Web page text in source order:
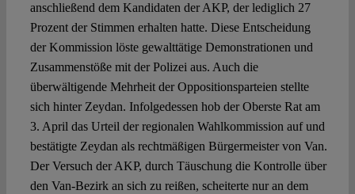
anschließend dem Kandidaten der AKP, der lediglich 27
Prozent der Stimmen erhalten hatte. Diese Entscheidung
der Kommission löste gewalttätige Demonstrationen und
Zusammenstöße mit der Polizei aus. Auch die
überwältigende Mehrheit der Oppositionsparteien stellte
sich hinter Zeydan. Infolgedessen hob der Oberste Rat am
3. April das Urteil der regionalen Wahlkommission auf und
bestätigte Zeydan als rechtmäßigen Bürgermeister von Van.
Der Versuch der AKP, durch Täuschung die Kontrolle über
den Van-Bezirk an sich zu reißen, scheiterte nur an dem